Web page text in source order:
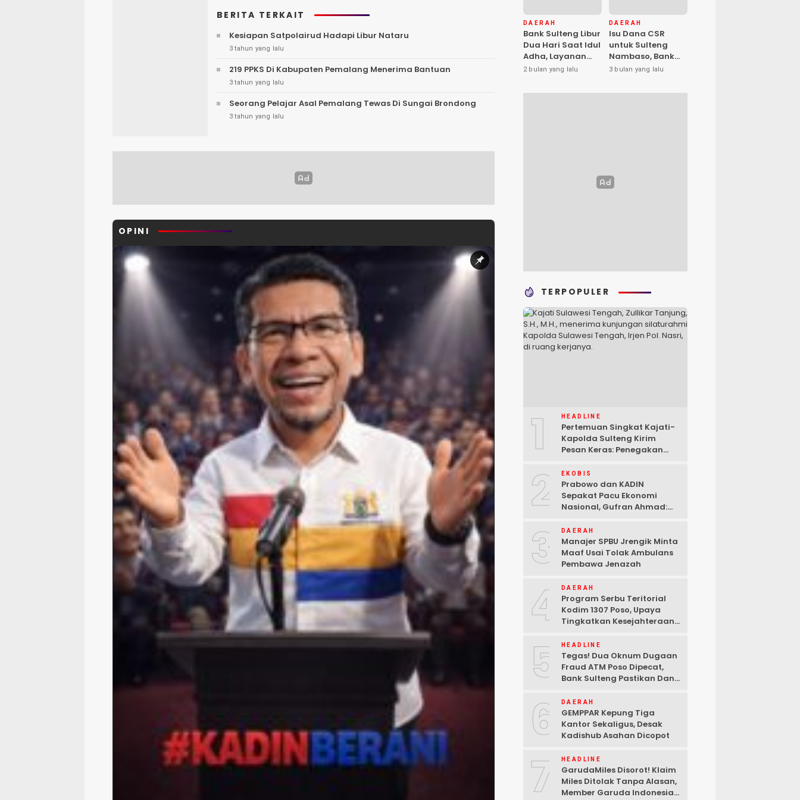
BERITA TERKAIT
Kesiapan Satpolairud Hadapi Libur Nataru
3 tahun yang lalu
219 PPKS Di Kabupaten Pemalang Menerima Bantuan
3 tahun yang lalu
Seorang Pelajar Asal Pemalang Tewas Di Sungai Brondong
3 tahun yang lalu
OPINI
DAERAH
Bank Sulteng Libur
Dua Hari Saat Idul
Adha, Layanan
Kas Kembali
2 bulan yang lalu
DAERAH
Isu Dana CSR
untuk Sulteng
Nambaso, Bank
Sulteng Tegas
3 bulan yang lalu
TERPOPULER
1 HEADLINE
Pertemuan Singkat Kajati-
Kapolda Sulteng Kirim
Pesan Keras: Penegakan
2 EKOBIS
Prabowo dan KADIN
Sepakat Pacu Ekonomi
Nasional, Gufran Ahmad:
3 DAERAH
Manajer SPBU Jrengik Minta
Maaf Usai Tolak Ambulans
Pembawa Jenazah
4 DAERAH
Program Serbu Teritorial
Kodim 1307 Poso, Upaya
Tingkatkan Kesejahteraan
5 HEADLINE
Tegas! Dua Oknum Dugaan
Fraud ATM Poso Dipecat,
Bank Sulteng Pastikan Dana
6 DAERAH
GEMPPAR Kepung Tiga
Kantor Sekaligus, Desak
Kadishub Asahan Dicopot
7 HEADLINE
GarudaMiles Disorot! Klaim
Miles Ditolak Tanpa Alasan,
Member Garuda Indonesia